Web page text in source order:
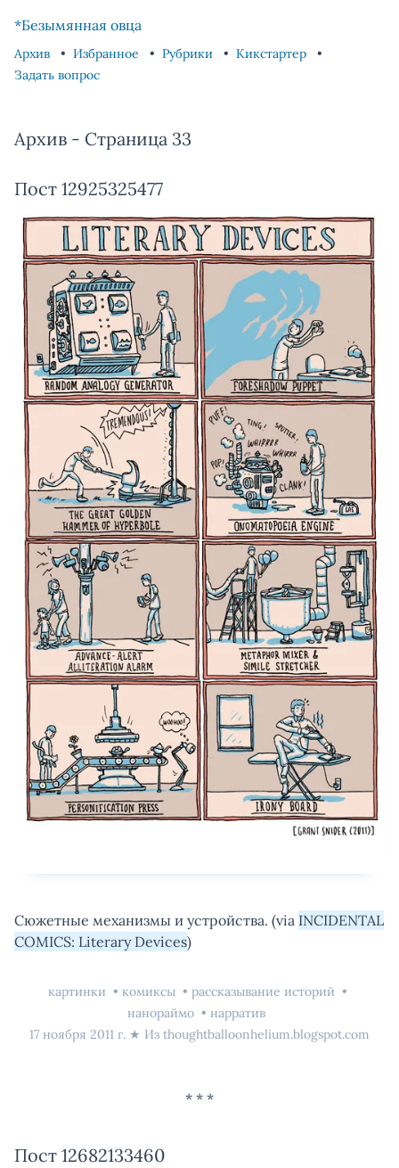
*Безымянная овца
Архив Избранное Рубрики
Кикстартер
Задать вопрос
Архив - Страница 33
Пост 12925325477
Сюжетные механизмы и устройства. (via INCIDENTAL
COMICS: Literary Devices)
картинки комиксы
рассказывание историй
нанораймо
нарратив
17 ноября 2011 г. ★ Из thoughtballoonhelium.blogspot.com
Пост 12682133460